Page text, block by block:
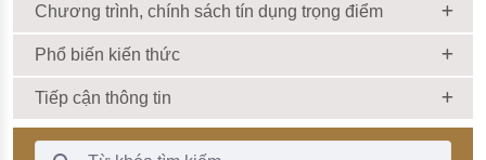
Chương trình, chính sách tín dụng trọng điểm
Phổ biến kiến thức
Tiếp cận thông tin
Thanh Tìm kiếm